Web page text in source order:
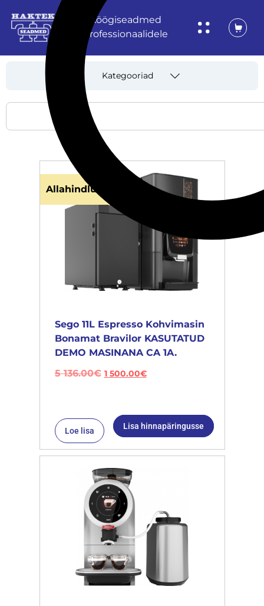
Köögiseadmed
professionaalidele
Kategooriad
Allahindlus!
Sego 11L Espresso Kohvimasin
Bonamat Bravilor KASUTATUD
DEMO MASINANA CA 1A.
5 136.00€ 1 500.00€
Loe lisa Lisa hinnapäringusse